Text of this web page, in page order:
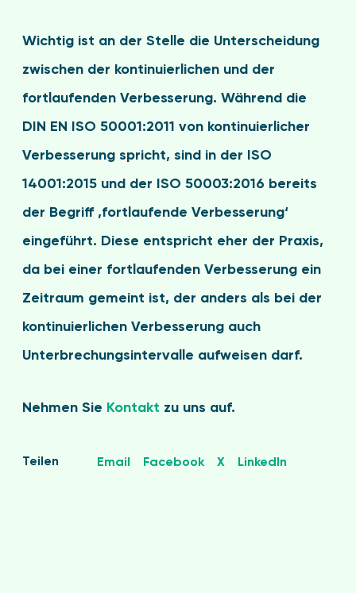
Wichtig ist an der Stelle die Unterscheidung
zwischen der kontinuierlichen und der
fortlaufenden Verbesserung. Während die
DIN EN ISO 50001:2011 von kontinuierlicher
Verbesserung spricht, sind in der ISO
14001:2015 und der ISO 50003:2016 bereits
der Begriff ‚fortlaufende Verbesserung‘
eingeführt. Diese entspricht eher der Praxis,
da bei einer fortlaufenden Verbesserung ein
Zeitraum gemeint ist, der anders als bei der
kontinuierlichen Verbesserung auch
Unterbrechungsintervalle aufweisen darf.
Nehmen Sie Kontakt zu uns auf.
Teilen Email Facebook X LinkedIn